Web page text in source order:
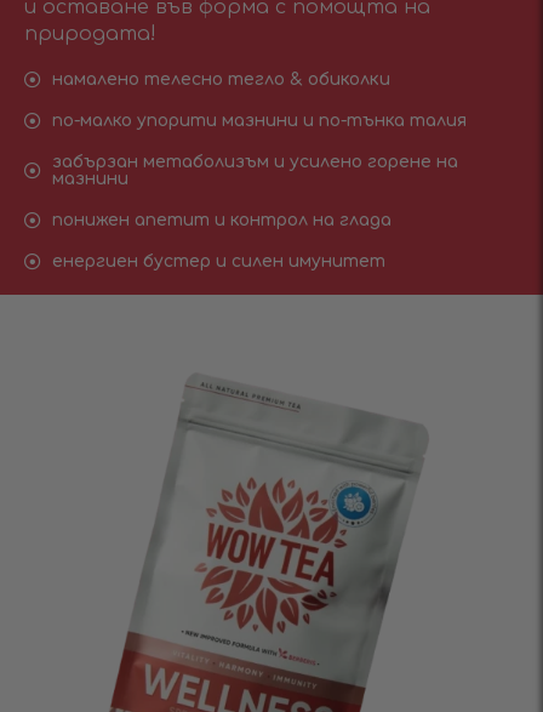
и оставане във форма с помощта на
природата!
намалено телесно тегло & обиколки
по-малко упорити мазнини и по-тънка талия
забързан метаболизъм и усилено горене на
мазнини
понижен апетит и контрол на глада
енергиен бустер и силен имунитет